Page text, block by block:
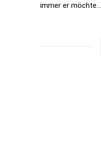
immer er möchte…